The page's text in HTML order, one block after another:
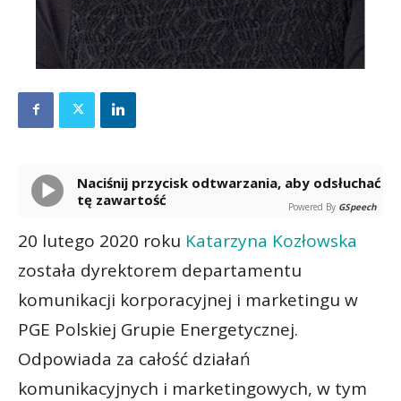
Naciśnij przycisk odtwarzania, aby odsłuchać
tę zawartość
Powered By GSpeech
20 lutego 2020 roku Katarzyna Kozłowska
została dyrektorem departamentu
komunikacji korporacyjnej i marketingu w
PGE Polskiej Grupie Energetycznej.
Odpowiada za całość działań
komunikacyjnych i marketingowych, w tym